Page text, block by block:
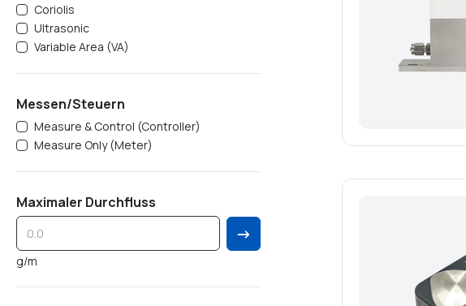
Coriolis
Ultrasonic
Variable Area (VA)
Messen/Steuern
Measure & Control (Controller)
Measure Only (Meter)
Maximaler Durchfluss
→
g/m